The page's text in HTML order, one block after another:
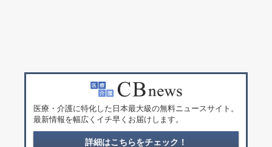
医療・介護に特化した日本最大級の無料ニュースサイト。
最新情報を幅広くイチ早くお届けします。
詳細はこちらをチェック！